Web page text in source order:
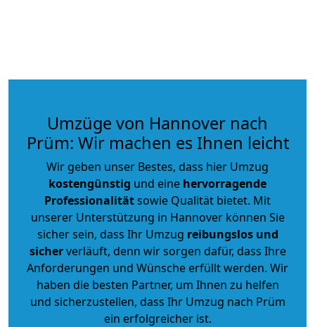
Umzüge von Hannover nach
Prüm: Wir machen es Ihnen leicht
Wir geben unser Bestes, dass hier Umzug
kostengünstig und eine hervorragende
Professionalitätsowie Qualität bietet. Mit
unserer Unterstützung in Hannover können Sie
sicher sein, dass Ihr Umzug reibungslos und
sicherverläuft, denn wir sorgen dafür, dass Ihre
Anforderungen und Wünsche erfüllt werden. Wir
haben die besten Partner, um Ihnen zu helfen
und sicherzustellen, dass Ihr Umzug nach Prüm
ein erfolgreicher ist.